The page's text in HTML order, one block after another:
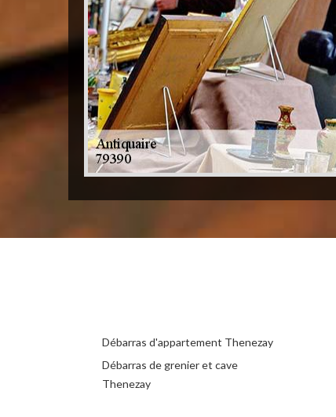
Débarras d'appartement Thenezay
Débarras de grenier et cave
Thenezay